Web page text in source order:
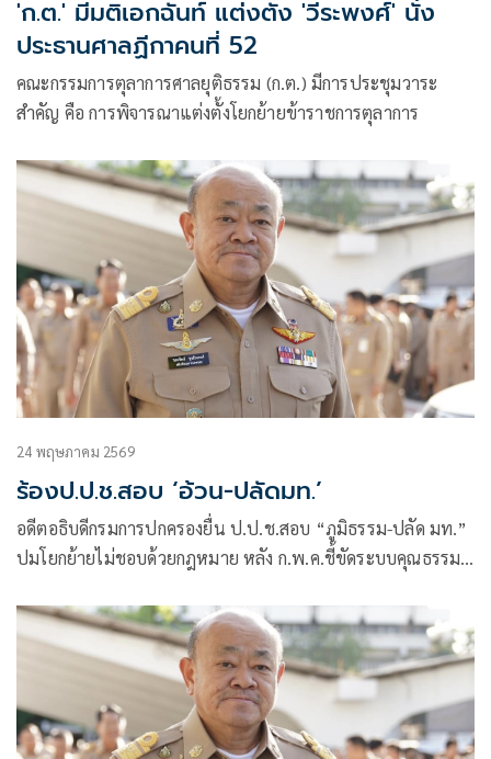
'ก.ต.' มีมติเอกฉันท์ แต่งตั้ง 'วีระพงศ์' นั่ง
ประธานศาลฏีกาคนที่ 52
คณะกรรมการตุลาการศาลยุติธรรม (ก.ต.) มีการประชุมวาระ
สำคัญ คือ การพิจารณาแต่งตั้งโยกย้ายข้าราชการตุลาการ
24 พฤษภาคม 2569
ร้องป.ป.ช.สอบ ‘อ้วน-ปลัดมท.’
อดีตอธิบดีกรมการปกครองยื่น ป.ป.ช.สอบ “ภูมิธรรม-ปลัด มท.”
ปมโยกย้ายไม่ชอบด้วยกฎหมาย หลัง ก.พ.ค.ชี้ขัดระบบคุณธรรม